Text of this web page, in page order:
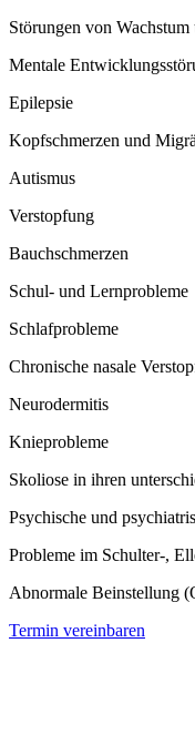
Störungen von
Mentale
Epilepsie
Kopfschmerzen und
Autismus
Verstopfung
Bauchschmerzen
Schul- und Lernprobleme
Schlafprobleme
Chronische nasale
Neurodermitis
Knieprobleme
Skoliose in ihren
Psychische und
Probleme im Schulter-,
Abnormale Beinstellung
Termin vereinbaren